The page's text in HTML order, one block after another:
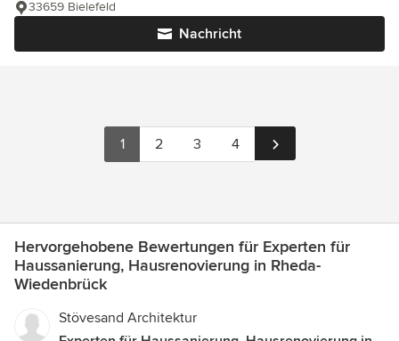
Nachricht
33659 Bielefeld
1 2 3 4
Hervorgehobene Bewertungen für Experten für
Haussanierung, Hausrenovierung in Rheda-
Wiedenbrück
Stövesand Architektur